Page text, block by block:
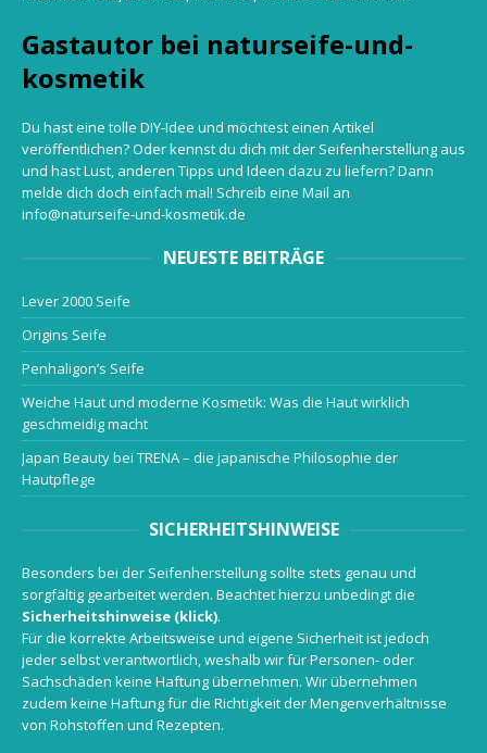
Gastautor bei naturseife-und-
kosmetik
Du hast eine tolle DIY-Idee und möchtest einen Artikel
veröffentlichen? Oder kennst du dich mit der Seifenherstellung aus
und hast Lust, anderen Tipps und Ideen dazu zu liefern? Dann
melde dich doch einfach mal! Schreib eine Mail an
info@naturseife-und-kosmetik.de
NEUESTE BEITRÄGE
Lever 2000 Seife
Origins Seife
Penhaligon’s Seife
Weiche Haut und moderne Kosmetik: Was die Haut wirklich
geschmeidig macht
Japan Beauty bei TRENA – die japanische Philosophie der
Hautpflege
SICHERHEITSHINWEISE
Besonders bei der Seifenherstellung sollte stets genau und
sorgfältig gearbeitet werden. Beachtet hierzu unbedingt die
Sicherheitshinweise (klick).
Für die korrekte Arbeitsweise und eigene Sicherheit ist jedoch
jeder selbst verantwortlich, weshalb wir für Personen- oder
Sachschäden keine Haftung übernehmen. Wir übernehmen
zudem keine Haftung für die Richtigkeit der Mengenverhältnisse
von Rohstoffen und Rezepten.